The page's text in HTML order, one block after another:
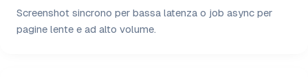
Screenshot sincrono per bassa latenza o job async per
pagine lente e ad alto volume.